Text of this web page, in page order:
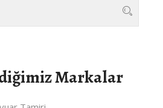
Markalar